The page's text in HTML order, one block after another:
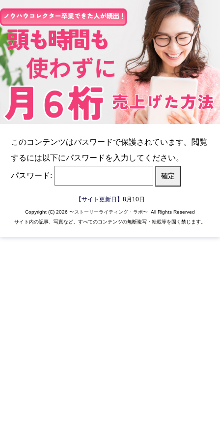
このコンテンツはパスワードで保護されています。閲覧
するには以下にパスワードを入力してください。
パスワード:
【サイト更新日】 8月10日
Copyright (C) 2026 〜ストーリーライティング・ラボ〜 All Rights Reserved
サイト内の記事、写真など、すべてのコンテンツの無断複写・転載等を固く禁じます。